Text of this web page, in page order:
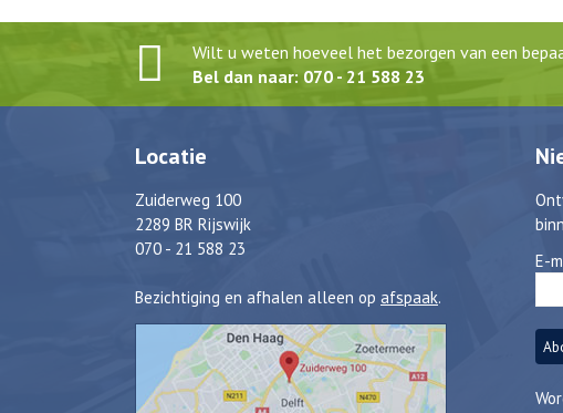
Wilt u weten hoeveel het bezorgen van een
Bel dan naar: 070 - 21 588 23
Locatie
Zuiderweg 100
2289 BR Rijswijk
070 - 21 588 23
Bezichtiging en afhalen alleen op afspaak.
E-